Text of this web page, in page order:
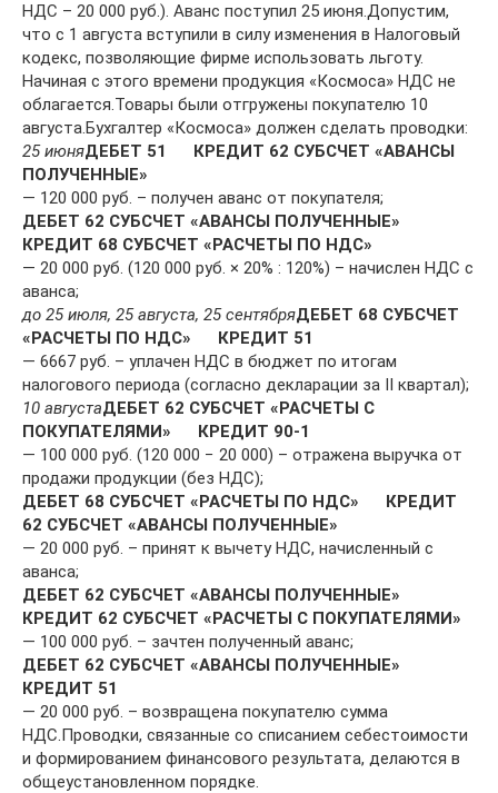
НДС – 20 000 руб.). Аванс поступил 25 июня.Допустим,
что с 1 августа вступили в силу изменения в Налоговый
кодекс, позволяющие фирме использовать льготу.
Начиная с этого времени продукция «Космоса» НДС не
облагается.Товары были отгружены покупателю 10
августа.Бухгалтер «Космоса» должен сделать проводки:
25 июняДЕБЕТ 51 КРЕДИТ 62 СУБСЧЕТ «АВАНСЫ
ПОЛУЧЕННЫЕ»
— 120 000 руб. – получен аванс от покупателя;
ДЕБЕТ 62 СУБСЧЕТ «АВАНСЫ ПОЛУЧЕННЫЕ»
КРЕДИТ 68 СУБСЧЕТ «РАСЧЕТЫ ПО НДС»
— 20 000 руб. (120 000 руб. × 20% : 120%) – начислен НДС с
аванса;
до 25 июля, 25 августа, 25 сентябряДЕБЕТ 68 СУБСЧЕТ
«РАСЧЕТЫ ПО НДС» КРЕДИТ 51
— 6667 руб. – уплачен НДС в бюджет по итогам
налогового периода (согласно декларации за II квартал);
10 августаДЕБЕТ 62 СУБСЧЕТ «РАСЧЕТЫ С
ПОКУПАТЕЛЯМИ» КРЕДИТ 90-1
— 100 000 руб. (120 000 − 20 000) – отражена выручка от
продажи продукции (без НДС);
ДЕБЕТ 68 СУБСЧЕТ «РАСЧЕТЫ ПО НДС» КРЕДИТ
62 СУБСЧЕТ «АВАНСЫ ПОЛУЧЕННЫЕ»
— 20 000 руб. – принят к вычету НДС, начисленный с
аванса;
ДЕБЕТ 62 СУБСЧЕТ «АВАНСЫ ПОЛУЧЕННЫЕ»
КРЕДИТ 62 СУБСЧЕТ «РАСЧЕТЫ С ПОКУПАТЕЛЯМИ»
— 100 000 руб. – зачтен полученный аванс;
ДЕБЕТ 62 СУБСЧЕТ «АВАНСЫ ПОЛУЧЕННЫЕ»
КРЕДИТ 51
— 20 000 руб. – возвращена покупателю сумма
НДС.Проводки, связанные со списанием себестоимости
и формированием финансового результата, делаются в
общеустановленном порядке.